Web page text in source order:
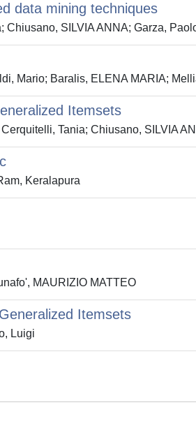
data mining techniques
SILVIA ANNA; Garza,
Mario; Baralis, ELENA MARIA;
Itemsets
Tania; Chiusano, SILVIA
Keralapura
MAURIZIO MATTEO
Itemsets
Luigi